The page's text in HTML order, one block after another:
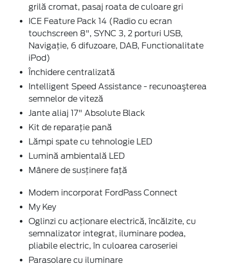
grilă cromat, pasaj roata de culoare gri
ICE Feature Pack 14 (Radio cu ecran
touchscreen 8", SYNC 3, 2 porturi USB,
Navigaţie, 6 difuzoare, DAB, Functionalitate
iPod)
Închidere centralizată
Intelligent Speed Assistance - recunoaşterea
semnelor de viteză
Jante aliaj 17" Absolute Black
Kit de reparaţie pană
Lămpi spate cu tehnologie LED
Lumină ambientală LED
Mânere de susţinere faţă
Modem incorporat FordPass Connect
My Key
Oglinzi cu acţionare electrică, încălzite, cu
semnalizator integrat, iluminare podea,
pliabile electric, în culoarea caroseriei
Parasolare cu iluminare